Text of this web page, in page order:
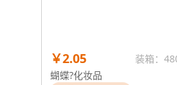
￥2.05
装箱：
蝴蝶?化妆品